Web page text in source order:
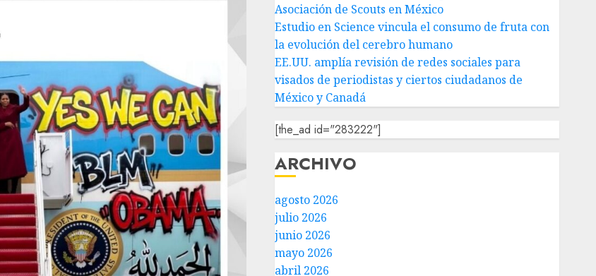
Asociación de Scouts en México
Estudio en Science vincula el consumo de fruta con
la evolución del cerebro humano
EE.UU. amplía revisión de redes sociales para
visados de periodistas y ciertos ciudadanos de
México y Canadá
[the_ad id="283222"]
ARCHIVO
agosto 2026
julio 2026
junio 2026
mayo 2026
abril 2026